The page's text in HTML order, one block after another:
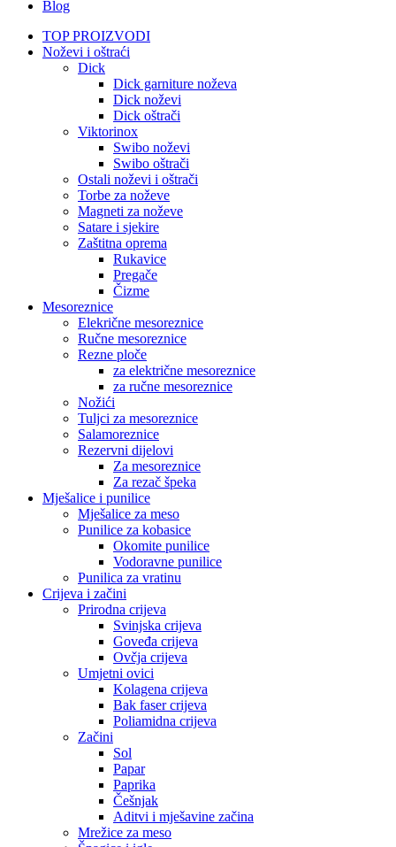
Blog
TOP PROIZVODI
Noževi i oštraći
Dick
Dick garniture noževa
Dick noževi
Dick oštrači
Viktorinox
Swibo noževi
Swibo oštrači
Ostali noževi i oštrači
Torbe za noževe
Magneti za noževe
Satare i sjekire
Zaštitna oprema
Rukavice
Pregače
Čizme
Mesoreznice
Elekrične mesoreznice
Ručne mesoreznice
Rezne ploče
za električne mesoreznice
za ručne mesoreznice
Nožići
Tuljci za mesoreznice
Salamoreznice
Rezervni dijelovi
Za mesoreznice
Za rezač špeka
Mješalice i punilice
Mješalice za meso
Punilice za kobasice
Okomite punilice
Vodoravne punilice
Punilica za vratinu
Crijeva i začini
Prirodna crijeva
Svinjska crijeva
Goveđa crijeva
Ovčja crijeva
Umjetni ovici
Kolagena crijeva
Bak faser crijeva
Poliamidna crijeva
Začini
Sol
Papar
Paprika
Češnjak
Aditvi i mješavine začina
Mrežice za meso